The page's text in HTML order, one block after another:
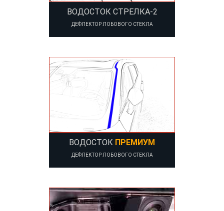
ВОДОСТОК СТРЕЛКА-2
ДЕФЛЕКТОР ЛОБОВОГО СТЕКЛА
ВОДОСТОК ПРЕМИУМ
ДЕФЛЕКТОР ЛОБОВОГО СТЕКЛА